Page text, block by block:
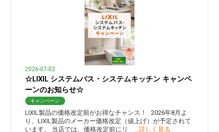
2026-07-02
☆LIXIL システムバス・システムキッチン キャンペ
ーンのお知らせ☆
キャンペーン
LIXIL製品の価格改定前がお得なチャンス！ 2026年8月よ
り、LIXIL製品のメーカー価格改定（値上げ）が予定されて
います。 当店では、価格改定前にリ …詳しく見る